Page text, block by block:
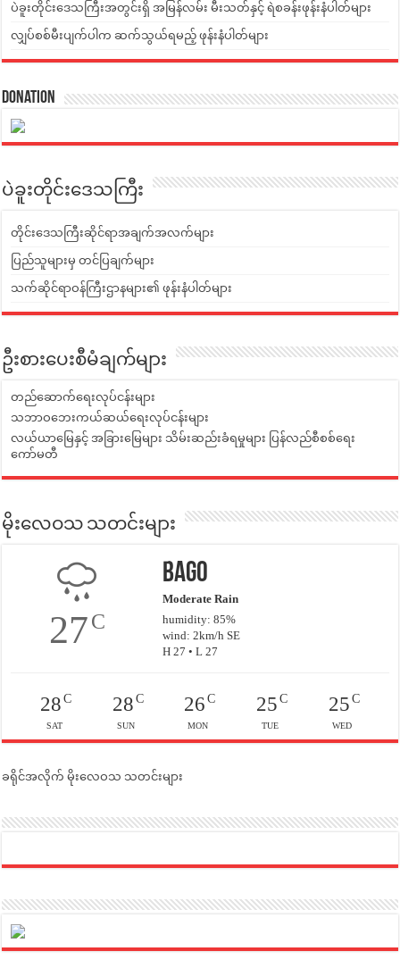
ပဲခူးတိုင်းဒေသကြီးအတွင်းရှိ အမြန်လမ်း မီးသတ်နှင့် ရဲစခန်းဖုန်းနံပါတ်များ
လျှပ်စစ်မီးပျက်ပါက ဆက်သွယ်ရမည့် ဖုန်းနံပါတ်များ
Donation
ပဲခူးတိုင်းဒေသကြီး
တိုင်းဒေသကြီးဆိုင်ရာအချက်အလက်များ
ပြည်သူများမှ တင်ပြချက်များ
သက်ဆိုင်ရာဝန်ကြီးဌာနများ၏ ဖုန်းနံပါတ်များ
ဦးစားပေးစီမံချက်များ
တည်ဆောက်ရေးလုပ်ငန်းများ
သဘာဝဘေးကယ်ဆယ်ရေးလုပ်ငန်းများ
လယ်ယာမြေနှင့် အခြားမြေများ သိမ်းဆည်းခံရမှုများ ပြန်လည်စီစစ်ရေး
ကော်မတီ
မိုးလေဝသ သတင်းများ
27C
Bago
Moderate Rain
humidity: 85%
wind: 2km/h SE
H 27 • L 27
28C
SAT
28C
SUN
26 C
MON
25C
TUE
25C
WED
ခရိုင်အလိုက် မိုးလေဝသ သတင်းများ